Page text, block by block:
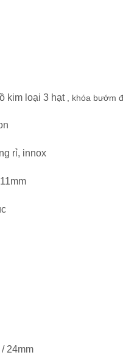
kim loại 3 hạt , khóa bướm
rỉ, innox
24mm